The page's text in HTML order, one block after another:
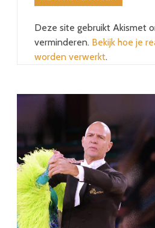
Deze site gebruikt Akismet
verminderen. Bekijk hoe je
worden verwerkt.